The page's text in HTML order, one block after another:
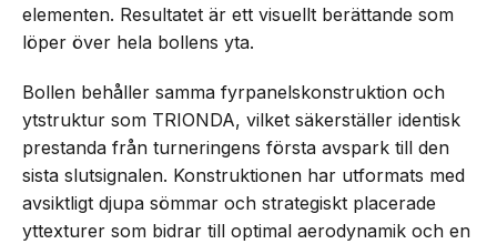
elementen. Resultatet är ett visuellt berättande som
löper över hela bollens yta.
Bollen behåller samma fyrpanelskonstruktion och
ytstruktur som TRIONDA, vilket säkerställer identisk
prestanda från turneringens första avspark till den
sista slutsignalen. Konstruktionen har utformats med
avsiktligt djupa sömmar och strategiskt placerade
yttexturer som bidrar till optimal aerodynamik och en